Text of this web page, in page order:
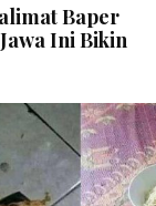
Baper
Ini Bikin